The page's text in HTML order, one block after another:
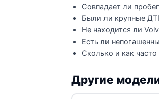
Совпадает ли
Были ли крупные
Не находится ли
Есть ли
Сколько и как
Другие